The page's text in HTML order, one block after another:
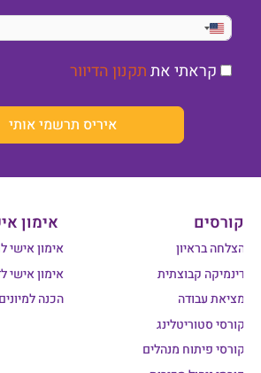
United
States
+1
קראתי אתתקנון הדיוור
איריס תרשמי אותי
קורסים
הצלחה בראיון
דינמיקה קבוצתית
מציאת עבודה
קורסי סטוריטלינג
קורסי פיתוח מנהלים
אימון
אימון אישי
אימון אישי
הכנה